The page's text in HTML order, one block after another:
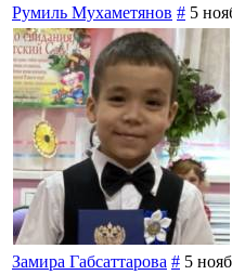
Румиль Мухаметянов # 5
Замира Габсаттарова # 5